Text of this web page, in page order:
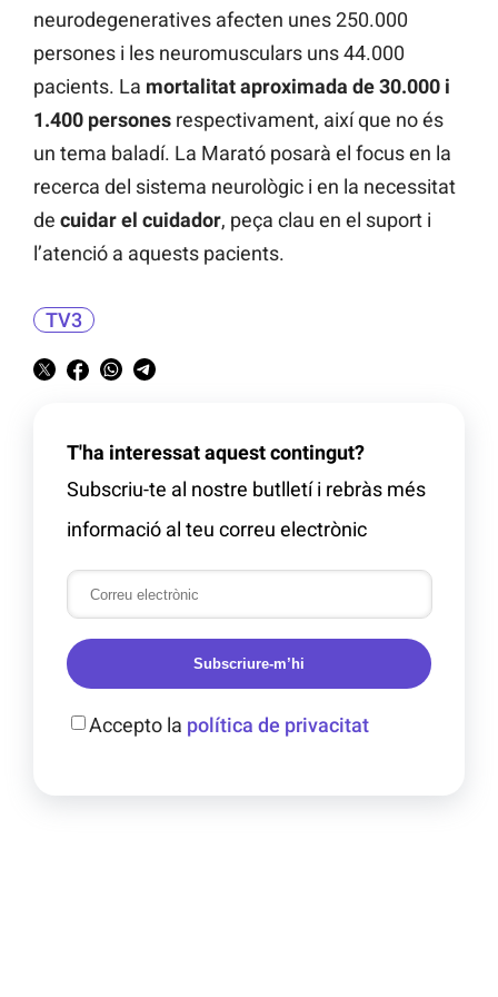
neurodegeneratives afecten unes 250.000
persones i les neuromusculars uns 44.000
pacients. La mortalitat aproximada de 30.000 i
1.400 persones respectivament, així que no és
un tema baladí. La Marató posarà el focus en la
recerca del sistema neurològic i en la necessitat
de cuidar el cuidador, peça clau en el suport i
l’atenció a aquests pacients.
TV3
T'ha interessat aquest contingut?
Subscriu-te al nostre butlletí i rebràs més
informació al teu correu electrònic
Subscriure-m’hi
Accepto la política de privacitat